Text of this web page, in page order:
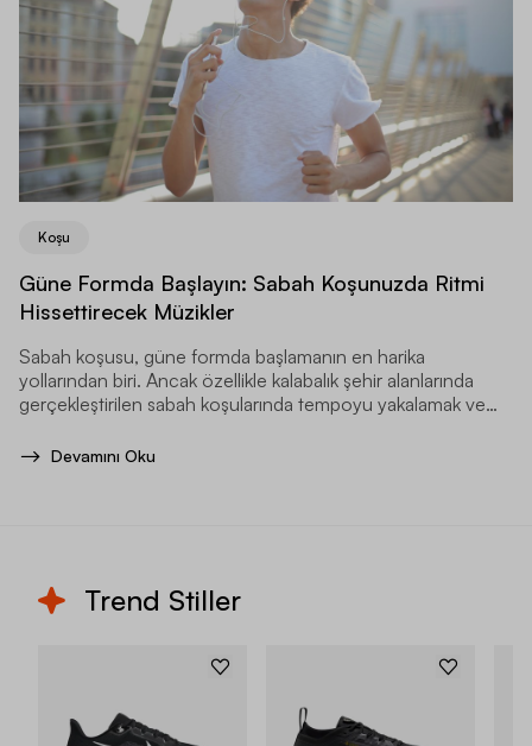
Koşu
Güne Formda Başlayın: Sabah Koşunuzda Ritmi
Hissettirecek Müzikler
Sabah koşusu, güne formda başlamanın en harika
yollarından biri. Ancak özellikle kalabalık şehir alanlarında
gerçekleştirilen sabah koşularında tempoyu yakalamak ve
Devamını Oku
Trend Stiller